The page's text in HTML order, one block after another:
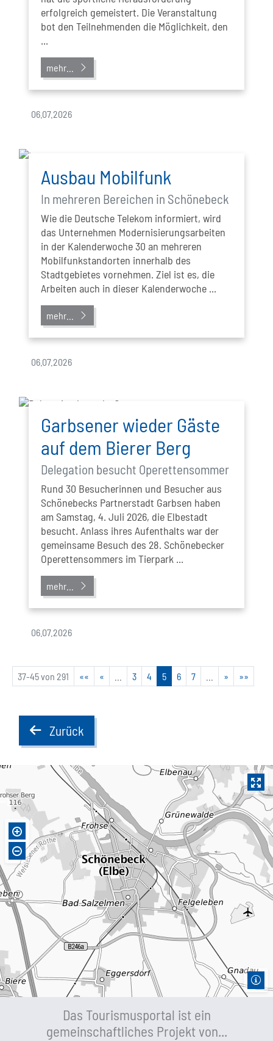
erfolgreich gemeistert. Die Veranstaltung
bot den Teilnehmenden die Möglichkeit, den
...
mehr...
06.07.2026
Ausbau Mobilfunk
In mehreren Bereichen in Schönebeck
Wie die Deutsche Telekom informiert, wird
das Unternehmen Modernisierungsarbeiten
in der Kalenderwoche 30 an mehreren
Mobilfunkstandorten innerhalb des
Stadtgebietes vornehmen. Ziel ist es, die
Arbeiten auch in dieser Kalenderwoche ...
mehr...
06.07.2026
Garbsener wieder Gäste
auf dem Bierer Berg
Delegation besucht Operettensommer
Rund 30 Besucherinnen und Besucher aus
Schönebecks Partnerstadt Garbsen haben
am Samstag, 4. Juli 2026, die Elbestadt
besucht. Anlass ihres Aufenthalts war der
gemeinsame Besuch des 28. Schönebecker
Operettensommers im Tierpark ...
mehr...
06.07.2026
37-45 von 291 «« « 3 4 5 6 7 » »»
backZurück
Das Tourismusportal ist ein
gemeinschaftliches Projekt von...